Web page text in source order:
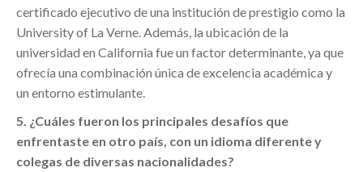
certificado ejecutivo de una institución de prestigio como la
University of La Verne. Además, la ubicación de la
universidad en California fue un factor determinante, ya que
ofrecía una combinación única de excelencia académica y
un entorno estimulante.
5. ¿Cuáles fueron los principales desafíos que
enfrentaste en otro país, con un idioma diferente y
colegas de diversas nacionalidades?